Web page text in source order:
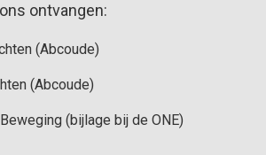
ontvangen:
(Abcoude)
(Abcoude)
(bijlage bij de ONE)